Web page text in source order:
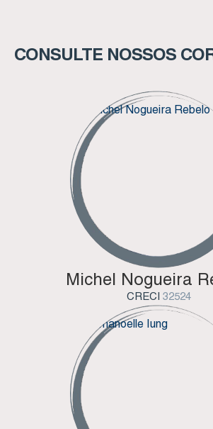
CONSULTE NOSSOS
Michel Nogueira
CRECI 32524